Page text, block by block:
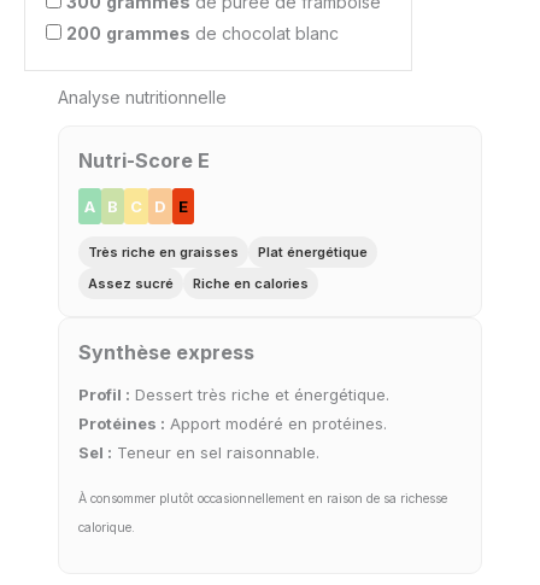
200 grammes de chocolat blanc
Analyse nutritionnelle
Nutri-Score E
A B C D E
Très riche en graisses
Plat énergétique
Assez sucré
Riche en calories
Synthèse express
Profil : Dessert très riche et énergétique.
Protéines : Apport modéré en protéines.
Sel : Teneur en sel raisonnable.
À consommer plutôt occasionnellement en raison de sa richesse
calorique.